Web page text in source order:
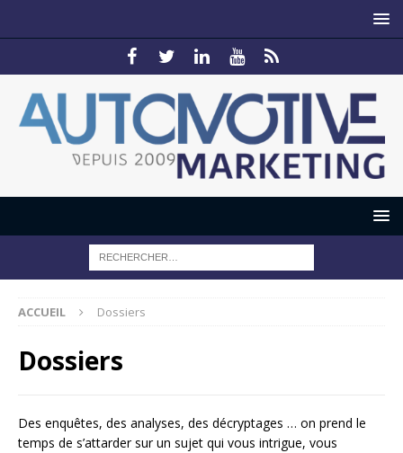
ACCUEIL Dossiers
Dossiers
Des enquêtes, des analyses, des décryptages … on prend le
temps de s’attarder sur un sujet qui vous intrigue, vous